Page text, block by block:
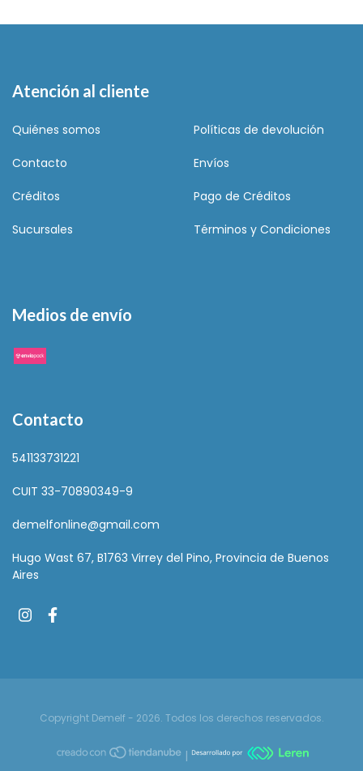
Atención al cliente
Quiénes somos Políticas de devolución
Contacto Envíos
Créditos Pago de Créditos
Sucursales Términos y Condiciones
Medios de envío
Contacto
541133731221
CUIT 33-70890349-9
demelfonline@gmail.com
Hugo Wast 67, B1763 Virrey del Pino, Provincia de Buenos
Aires
Copyright Demelf - 2026. Todos los derechos reservados.
|